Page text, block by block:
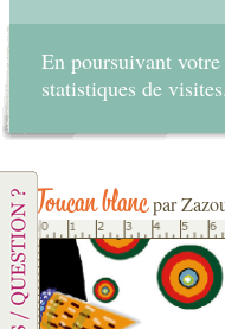
En poursuivant
statistiques de visites.
Toucan blanc par